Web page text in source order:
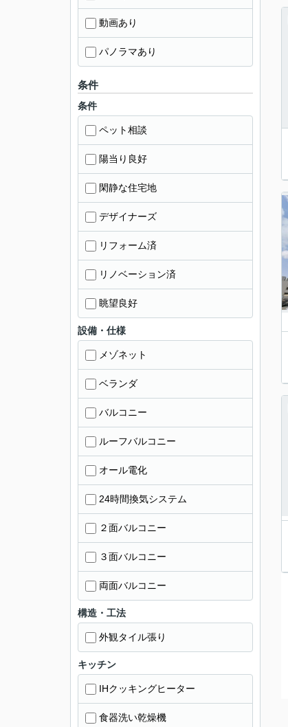
動画あり
パノラマあり
条件
条件
ペット相談
陽当り良好
閑静な住宅地
デザイナーズ
リフォーム済
リノベーション済
眺望良好
設備・仕様
メゾネット
ベランダ
バルコニー
ルーフバルコニー
オール電化
24時間換気システム
２面バルコニー
３面バルコニー
両面バルコニー
構造・工法
外観タイル張り
キッチン
IHクッキングヒーター
食器洗い乾燥機